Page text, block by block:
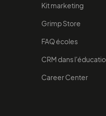
Kit marketing
Grimp Store
FAQ écoles
CRM dans
Career Center